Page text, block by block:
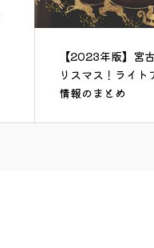
【2023年版】宮
リスマス！ライト
情報のまとめ